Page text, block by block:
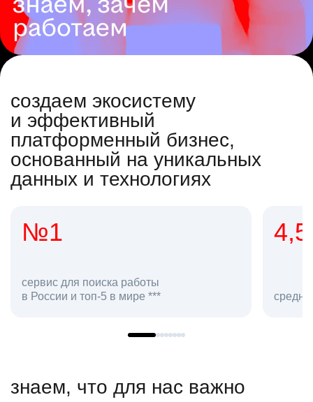
создаем экосистему
и эффективный
платформенный бизнес,
основанный на уникальных
данных и технологиях
4,5
средняя оценка hh.ru как работодателя **
в
знаем, что для нас важно